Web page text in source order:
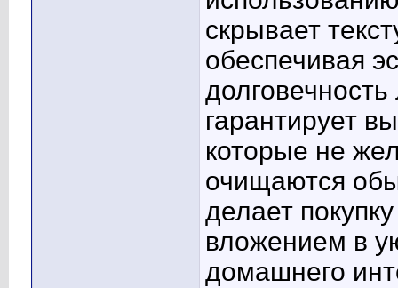
скрывает
обеспечивая
гарантирует
которые не
очищаются
делает
вложением в
домашнего